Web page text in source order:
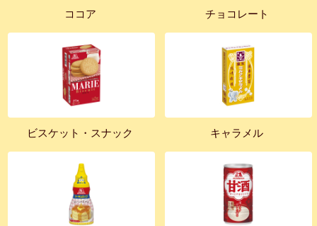
ココア チョコレート
ビスケット・スナック キャラメル